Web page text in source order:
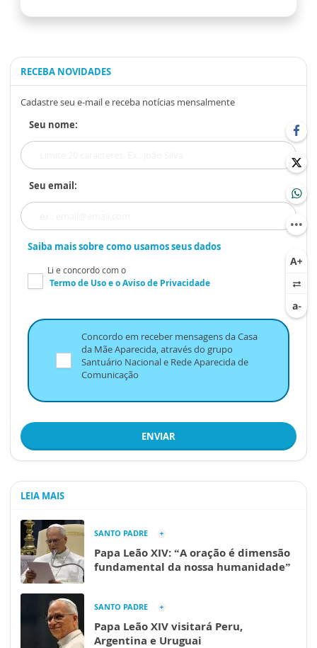
RECEBA NOVIDADES
Cadastre seu e-mail e receba notícias mensalmente
Seu nome:
Seu email:
Saiba mais sobre como usamos seus dados
Li e concordo com o
Termo de Usoe oAviso de Privacidade
Concordo em receber mensagens da Casa
da Mãe Aparecida, através do grupo
Santuário Nacional e Rede Aparecida de
Comunicação
ENVIAR
LEIA MAIS
SANTO PADRE
Papa Leão XIV: “A oração é dimensão
fundamental da nossa humanidade”
SANTO PADRE
Papa Leão XIV visitará Peru,
Argentina e Uruguai